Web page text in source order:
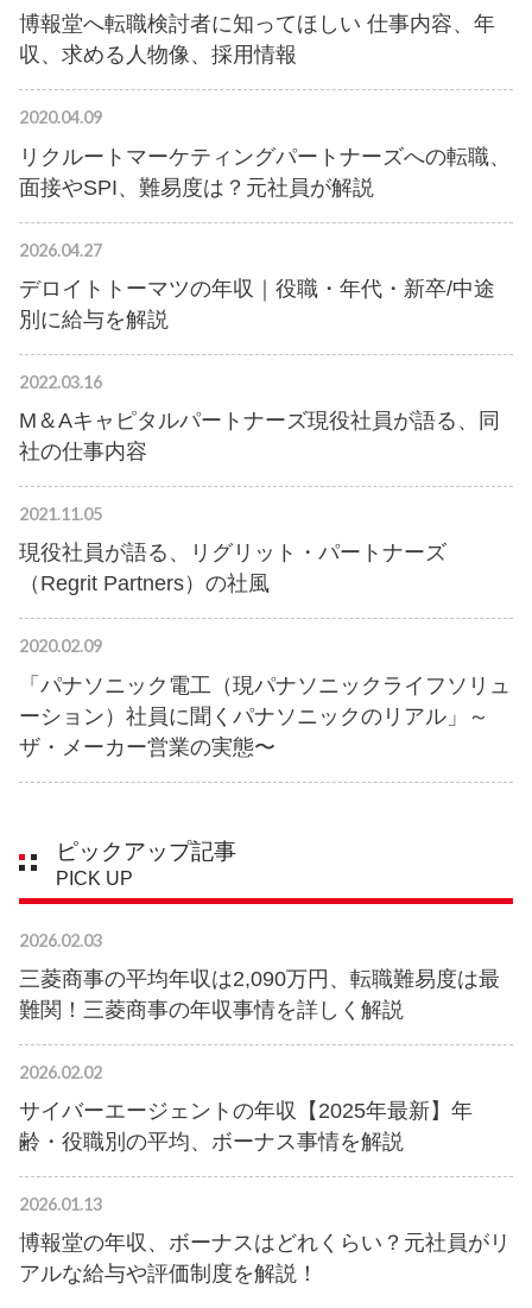
博報堂へ転職検討者に知ってほしい 仕事内容、年
収、求める人物像、採用情報
2020.04.09
リクルートマーケティングパートナーズへの転職、
面接やSPI、難易度は？元社員が解説
2026.04.27
デロイトトーマツの年収｜役職・年代・新卒/中途
別に給与を解説
2022.03.16
M＆Aキャピタルパートナーズ現役社員が語る、同
社の仕事内容
2021.11.05
現役社員が語る、リグリット・パートナーズ
（Regrit Partners）の社風
2020.02.09
「パナソニック電工（現パナソニックライフソリュ
ーション）社員に聞くパナソニックのリアル」～
ザ・メーカー営業の実態〜
ピックアップ記事
PICK UP
2026.02.03
三菱商事の平均年収は2,090万円、転職難易度は最
難関！三菱商事の年収事情を詳しく解説
2026.02.02
サイバーエージェントの年収【2025年最新】年
齢・役職別の平均、ボーナス事情を解説
2026.01.13
博報堂の年収、ボーナスはどれくらい？元社員がリ
アルな給与や評価制度を解説！